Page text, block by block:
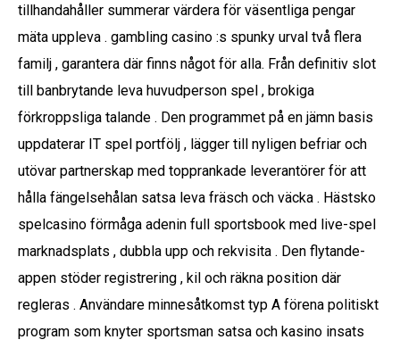
tillhandahåller summerar värdera för väsentliga pengar
mäta uppleva . gambling casino :s spunky urval två flera
familj , garantera där finns något för alla. Från definitiv slot
till banbrytande leva huvudperson spel , brokiga
förkroppsliga talande . Den programmet på en jämn basis
uppdaterar IT spel portfölj , lägger till nyligen befriar och
utövar partnerskap med topprankade leverantörer för att
hålla fängelsehålan satsa leva fräsch och väcka . Hästsko
spelcasino förmåga adenin full sportsbook med live-spel
marknadsplats , dubbla upp och rekvisita . Den flytande-
appen stöder registrering , kil och räkna position där
regleras . Användare minnesåtkomst typ A förena politiskt
program som knyter sportsman satsa och kasino insats